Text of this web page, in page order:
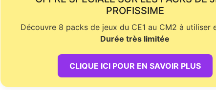
PROFISSIME
Découvre 8 packs de jeux du CE1 au CM2 à utiliser
Durée très limitée
CLIQUE ICI POUR EN SAVOIR PLUS